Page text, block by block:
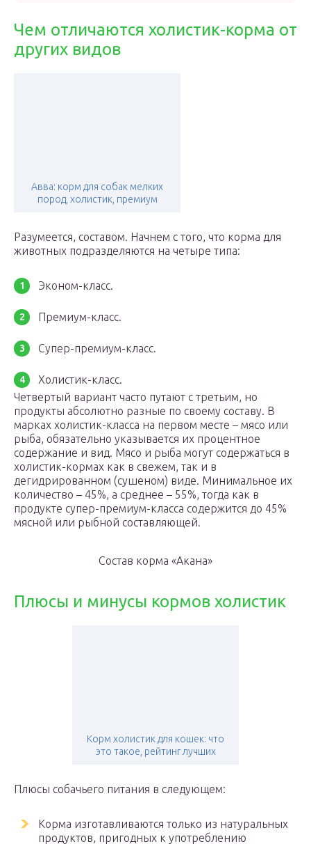
Чем отличаются холистик-корма от
других видов
Авва: корм для собак мелких
пород, холистик, премиум
Разумеется, составом. Начнем с того, что корма для
животных подразделяются на четыре типа:
Эконом-класс.
Премиум-класс.
Супер-премиум-класс.
Холистик-класс.
Четвертый вариант часто путают с третьим, но
продукты абсолютно разные по своему составу. В
марках холистик-класса на первом месте – мясо или
рыба, обязательно указывается их процентное
содержание и вид. Мясо и рыба могут содержаться в
холистик-кормах как в свежем, так и в
дегидрированном (сушеном) виде. Минимальное их
количество – 45%, а среднее – 55%, тогда как в
продукте супер-премиум-класса содержится до 45%
мясной или рыбной составляющей.
Состав корма «Акана»
Плюсы и минусы кормов холистик
Корм холистик для кошек: что
это такое, рейтинг лучших
Плюсы собачьего питания в следующем:
Корма изготавливаются только из натуральных
продуктов, пригодных к употреблению